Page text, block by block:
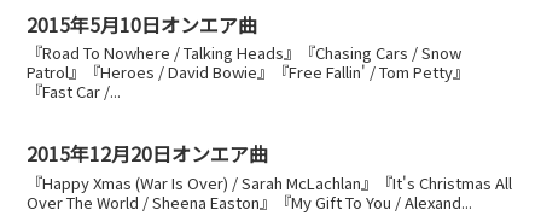
2015年5月10日オンエア曲
『Road To Nowhere / Talking Heads』『Chasing Cars / Snow
Patrol』『Heroes / David Bowie』『Free Fallin' / Tom Petty』
『Fast Car /...
2015年12月20日オンエア曲
『Happy Xmas (War Is Over) / Sarah McLachlan』『It's Christmas All
Over The World / Sheena Easton』『My Gift To You / Alexand...